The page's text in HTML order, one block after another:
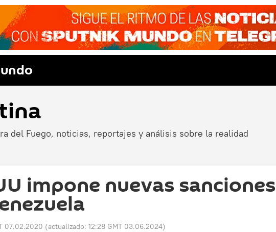
del Fuego, noticias, reportajes y análisis sobre la realidad
impone nuevas sanciones
07.02.2020 (actualizado: 12:28 GMT 03.06.2024)